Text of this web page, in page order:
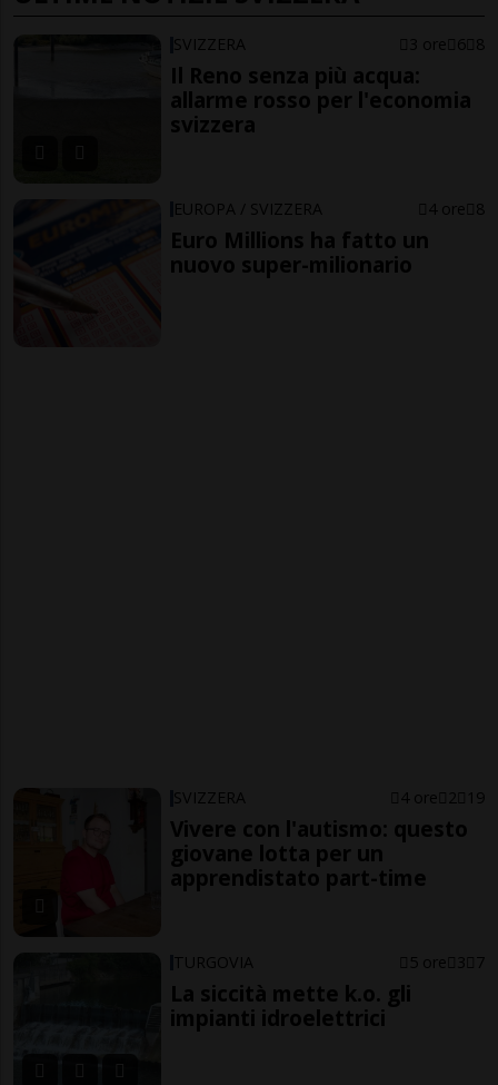
SVIZZERA 3 ore 6 8
Il Reno senza più acqua:
allarme rosso per l'economia
svizzera
EUROPA / SVIZZERA 4 ore 8
Euro Millions ha fatto un
nuovo super-milionario
SVIZZERA 4 ore 2 19
Vivere con l'autismo: questo
giovane lotta per un
apprendistato part-time
TURGOVIA 5 ore 3 7
La siccità mette k.o. gli
impianti idroelettrici